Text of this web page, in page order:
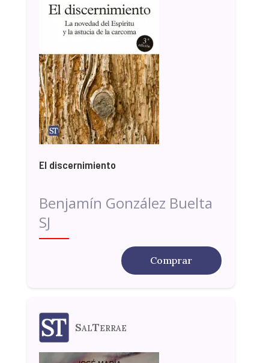
El discernimiento
Benjamín González Buelta
SJ
Comprar
SalTerrae